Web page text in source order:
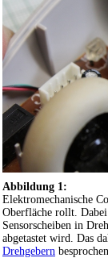
Abbildung 1:
Elektromechanische
Oberfläche rollt.
Sensorscheiben in
abgetastet wird. Das
Drehgebern besprochen.